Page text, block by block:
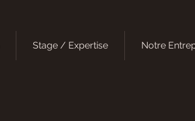
Stage / Expertise Notre